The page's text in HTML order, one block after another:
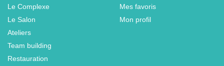
Le Complexe
Le Salon
Ateliers
Team building
Restauration
Mes favoris
Mon profil